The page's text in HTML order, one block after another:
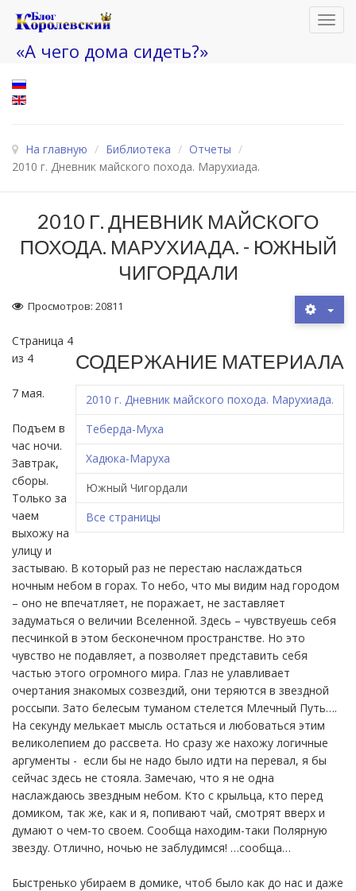
«А чего дома сидеть?»
На главную / Библиотека / Отчеты /
2010 г. Дневник майского похода. Марухиада.
2010 Г. ДНЕВНИК МАЙСКОГО
ПОХОДА. МАРУХИАДА. - ЮЖНЫЙ
ЧИГОРДАЛИ
Просмотров: 20811
СОДЕРЖАНИЕ МАТЕРИАЛА
2010 г. Дневник майского похода. Марухиада.
Теберда-Муха
Хадюка-Маруха
Южный Чигордали
Все страницы
Страница 4
из 4
7 мая.
Подъем в
час ночи.
Завтрак,
сборы.
Только за
чаем
выхожу на
улицу и
застываю. В который раз не перестаю наслаждаться
ночным небом в горах. То небо, что мы видим над городом
– оно не впечатляет, не поражает, не заставляет
задуматься о величии Вселенной. Здесь – чувствуешь себя
песчинкой в этом бесконечном пространстве. Но это
чувство не подавляет, а позволяет представить себя
частью этого огромного мира. Глаз не улавливает
очертания знакомых созвездий, они теряются в звездной
россыпи. Зато белесым туманом стелется Млечный Путь….
На секунду мелькает мысль остаться и любоваться этим
великолепием до рассвета. Но сразу же нахожу логичные
аргументы - если бы не надо было идти на перевал, я бы
сейчас здесь не стояла. Замечаю, что я не одна
наслаждаюсь звездным небом. Кто с крыльца, кто перед
домиком, так же, как и я, попивают чай, смотрят вверх и
думают о чем-то своем. Сообща находим-таки Полярную
звезду. Отлично, ночью не заблудимся! …сообща…
Быстренько убираем в домике, чтоб было как до нас и даже